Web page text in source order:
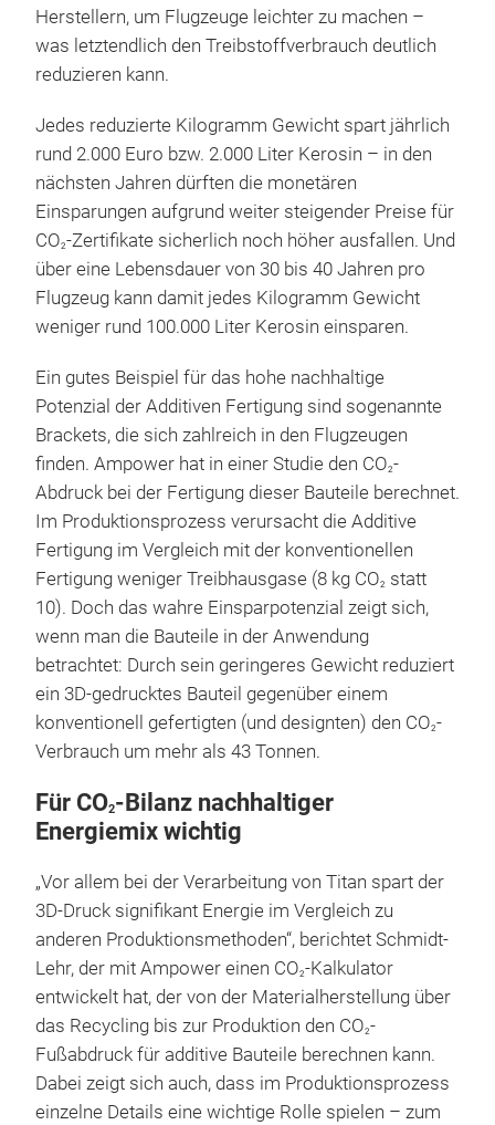
Herstellern, um Flugzeuge leichter zu machen –
was letztendlich den Treibstoffverbrauch deutlich
reduzieren kann.
Jedes reduzierte Kilogramm Gewicht spart jährlich
rund 2.000 Euro bzw. 2.000 Liter Kerosin – in den
nächsten Jahren dürften die monetären
Einsparungen aufgrund weiter steigender Preise für
CO2-Zertifikate sicherlich noch höher ausfallen. Und
über eine Lebensdauer von 30 bis 40 Jahren pro
Flugzeug kann damit jedes Kilogramm Gewicht
weniger rund 100.000 Liter Kerosin einsparen.
Ein gutes Beispiel für das hohe nachhaltige
Potenzial der Additiven Fertigung sind sogenannte
Brackets, die sich zahlreich in den Flugzeugen
finden. Ampower hat in einer Studie den CO2-
Abdruck bei der Fertigung dieser Bauteile berechnet.
Im Produktionsprozess verursacht die Additive
Fertigung im Vergleich mit der konventionellen
Fertigung weniger Treibhausgase (8 kg CO2 statt
10). Doch das wahre Einsparpotenzial zeigt sich,
wenn man die Bauteile in der Anwendung
betrachtet: Durch sein geringeres Gewicht reduziert
ein 3D-gedrucktes Bauteil gegenüber einem
konventionell gefertigten (und designten) den CO2-
Verbrauch um mehr als 43 Tonnen.
Für CO2-Bilanz nachhaltiger
Energiemix wichtig
„Vor allem bei der Verarbeitung von Titan spart der
3D-Druck signifikant Energie im Vergleich zu
anderen Produktionsmethoden“, berichtet Schmidt-
Lehr, der mit Ampower einen CO2-Kalkulator
entwickelt hat, der von der Materialherstellung über
das Recycling bis zur Produktion den CO2-
Fußabdruck für additive Bauteile berechnen kann.
Dabei zeigt sich auch, dass im Produktionsprozess
einzelne Details eine wichtige Rolle spielen – zum